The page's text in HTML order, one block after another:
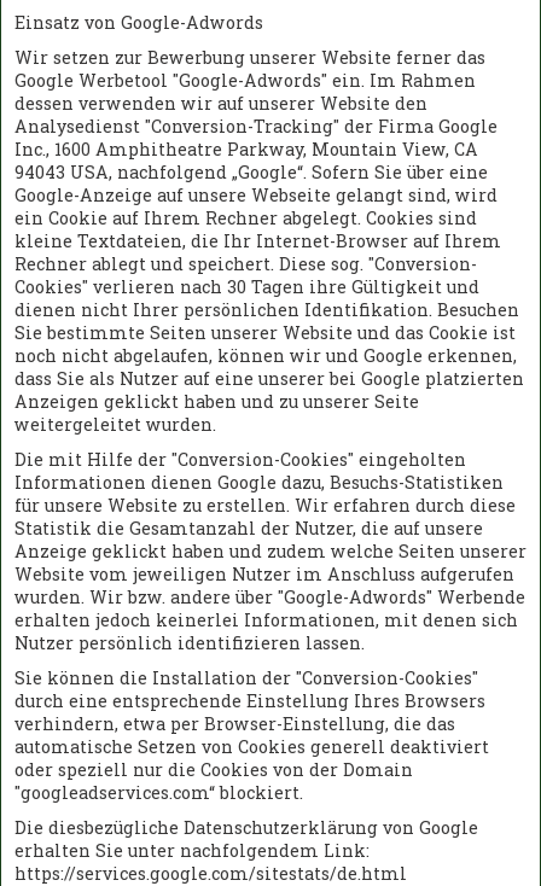
Einsatz von Google-Adwords
Wir setzen zur Bewerbung unserer Website ferner das
Google Werbetool "Google-Adwords" ein. Im Rahmen
dessen verwenden wir auf unserer Website den
Analysedienst "Conversion-Tracking" der Firma Google
Inc., 1600 Amphitheatre Parkway, Mountain View, CA
94043 USA, nachfolgend „Google“. Sofern Sie über eine
Google-Anzeige auf unsere Webseite gelangt sind, wird
ein Cookie auf Ihrem Rechner abgelegt. Cookies sind
kleine Textdateien, die Ihr Internet-Browser auf Ihrem
Rechner ablegt und speichert. Diese sog. "Conversion-
Cookies" verlieren nach 30 Tagen ihre Gültigkeit und
dienen nicht Ihrer persönlichen Identifikation. Besuchen
Sie bestimmte Seiten unserer Website und das Cookie ist
noch nicht abgelaufen, können wir und Google erkennen,
dass Sie als Nutzer auf eine unserer bei Google platzierten
Anzeigen geklickt haben und zu unserer Seite
weitergeleitet wurden.
Die mit Hilfe der "Conversion-Cookies" eingeholten
Informationen dienen Google dazu, Besuchs-Statistiken
für unsere Website zu erstellen. Wir erfahren durch diese
Statistik die Gesamtanzahl der Nutzer, die auf unsere
Anzeige geklickt haben und zudem welche Seiten unserer
Website vom jeweiligen Nutzer im Anschluss aufgerufen
wurden. Wir bzw. andere über "Google-Adwords" Werbende
erhalten jedoch keinerlei Informationen, mit denen sich
Nutzer persönlich identifizieren lassen.
Sie können die Installation der "Conversion-Cookies"
durch eine entsprechende Einstellung Ihres Browsers
verhindern, etwa per Browser-Einstellung, die das
automatische Setzen von Cookies generell deaktiviert
oder speziell nur die Cookies von der Domain
"googleadservices.com“ blockiert.
Die diesbezügliche Datenschutzerklärung von Google
erhalten Sie unter nachfolgendem Link:
https://services.google.com/sitestats/de.html